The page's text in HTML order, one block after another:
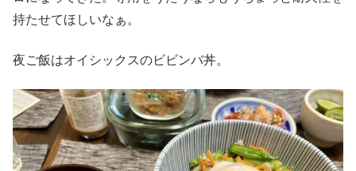
持たせてほしいなぁ。
夜ご飯はオイシックスのビビンバ丼。